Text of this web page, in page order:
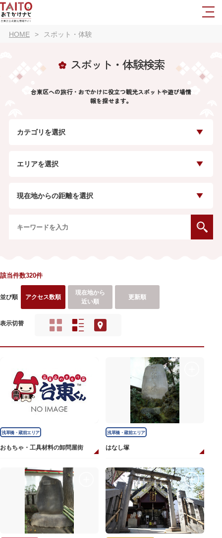
HOME スポット・体験
スポット・体験検索
台東区への旅行・おでかけに役立つ観光スポットや遊び場情
報を探せます。
カテゴリを選択
エリアを選択
現在地からの距離を選択
該当件数320件
並び順 アクセス数順
現在地から
近い順
更新順
表示切替
浅草橋・蔵前エリア
おもちゃ・工具材料の卸問屋街
浅草橋・蔵前エリア
はなし塚